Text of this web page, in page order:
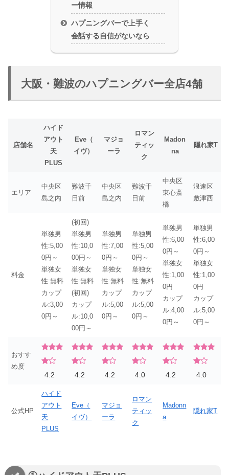
ー情報
ハプニングバーで上手く
会話する自信がないなら
大阪・難波のハプニングバー全店4舗
店舗名
ハイド
アウト
天
PLUS
Eve（
イヴ）
マジョ
ーラ
ロマン
ティッ
ク
Madon
na
隠れ家T
エリア
中央区
島之内
難波千
日前
中央区
島之内
難波千
日前
中央区
東心斎
橋
浪速区
敷津西
料金
単独男
性:5,00
0円～
単独女
性:無料
カップ
ル:3,00
0円～
(初回)
単独男
性:10,0
00円～
単独女
性:無料
(初回)
カップ
ル:10,0
00円～
単独男
性:7,00
0円～
単独女
性:無料
カップ
ル:5,00
0円～
単独男
性:5,00
0円～
単独女
性:無料
カップ
ル:5,00
0円～
単独男
性:6,00
0円～
単独女
性:1,00
0円
カップ
ル:4,00
0円～
単独男
性:6,00
0円～
単独女
性:1,00
0円
カップ
ル:5,00
0円～
おすす
め度
4.2 4.2 4.2 4.0 4.2 4.0
公式HP
ハイド
アウト
天
PLUS
Eve（
イヴ）
マジョ
ーラ
ロマン
ティッ
ク
Madonn
a
隠れ家T